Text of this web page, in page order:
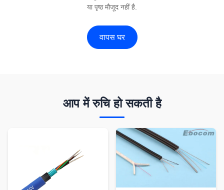
या पृष्ठ मौजूद नहीं है.
वापस घर
आप में रुचि हो सकती है